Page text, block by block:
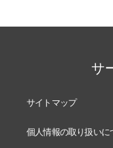
サ
サイトマップ
個人情報の取り扱いに